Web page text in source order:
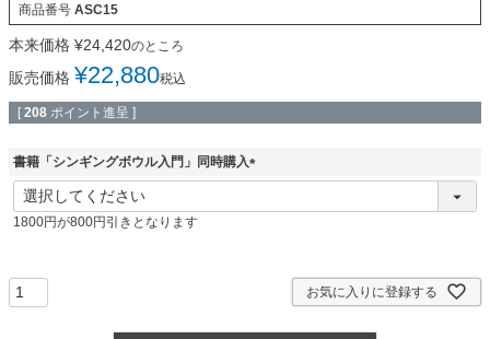
商品番号 ASC15
本来価格 ¥24,420のところ
販売価格 ¥22,880税込
[ 208 ポイント進呈 ]
書籍「シンギングボウル入門」同時購入
(
1800円が800円引きとなります
お気に入りに登録する